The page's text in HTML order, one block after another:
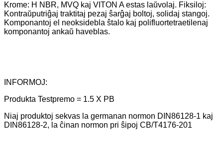
Krome: H NBR, MVQ kaj VITON A estas laŭvolaj. Fiksiloj:
Kontraŭputriĝaj traktitaj pezaj ŝarĝaj boltoj, solidaj stangoj.
Komponantoj el neoksidebla ŝtalo kaj polifluortetraetilenaj
komponantoj ankaŭ haveblas.
INFORMOJ:
Produkta Testpremo = 1.5 X PB
Niaj produktoj sekvas la germanan normon DIN86128-1 kaj
DIN86128-2, la ĉinan normon pri ŝipoj CB/T4176-201